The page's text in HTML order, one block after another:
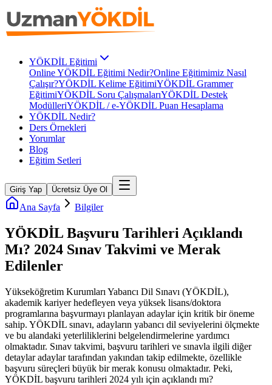
YÖKDİL Eğitimi
Online YÖKDİL Eğitimi Nedir?Online Eğitimimiz Nasıl
Çalışır?YÖKDİL Kelime EğitimiYÖKDİL Grammer
EğitimiYÖKDİL Soru ÇalışmalarıYÖKDİL Destek
ModülleriYÖKDİL / e-YÖKDİL Puan Hesaplama
YÖKDİL Nedir?
Ders Örnekleri
Yorumlar
Blog
Eğitim Setleri
Giriş Yap Ücretsiz Üye Ol
Ana Sayfa Bilgiler
YÖKDİL Başvuru Tarihleri Açıklandı
Mı? 2024 Sınav Takvimi ve Merak
Edilenler
Yükseköğretim Kurumları Yabancı Dil Sınavı (YÖKDİL),
akademik kariyer hedefleyen veya yüksek lisans/doktora
programlarına başvurmayı planlayan adaylar için kritik bir öneme
sahip. YÖKDİL sınavı, adayların yabancı dil seviyelerini ölçmekte
ve bu alandaki yeterliliklerini belgelendirmelerine yardımcı
olmaktadır. Sınav takvimi, başvuru tarihleri ve sınavla ilgili diğer
detaylar adaylar tarafından yakından takip edilmekte, özellikle
başvuru süreçleri büyük bir merak konusu olmaktadır. Peki,
YÖKDİL başvuru tarihleri 2024 yılı için açıklandı mı?